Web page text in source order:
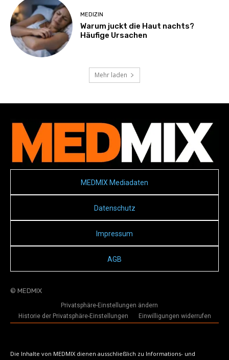
MEDIZIN
Warum juckt die Haut nachts?
Häufige Ursachen
Mehr laden
MEDMIX Mediadaten
Datenschutz
Impressum
AGB
© MEDMIX
Privatsphäre-Einstellungen ändern
Historie der Privatsphäre-Einstellungen
Einwilligungen widerrufen
Die Inhalte von MEDMIX dienen ausschließlich zu Informations- und